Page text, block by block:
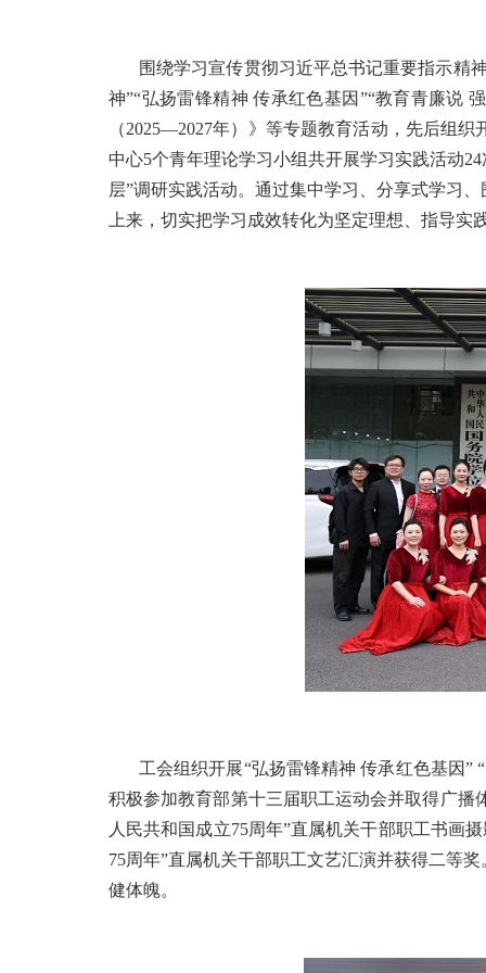
围绕学习宣传贯彻习近平总书记重要指示精
神”“弘扬雷锋精神 传承红色基因”“教育青廉说
（2025—2027年）》等专题教育活动，先后组
中心5个青年理论学习小组共开展学习实践活动
层”调研实践活动。通过集中学习、分享式学习
上来，切实把学习成效转化为坚定理想、指导实
工会组织开展“弘扬雷锋精神 传承红色基因”
积极参加教育部第十三届职工运动会并取得广
人民共和国成立75周年”直属机关干部职工书
75周年”直属机关干部职工文艺汇演并获得二等
健体魄。